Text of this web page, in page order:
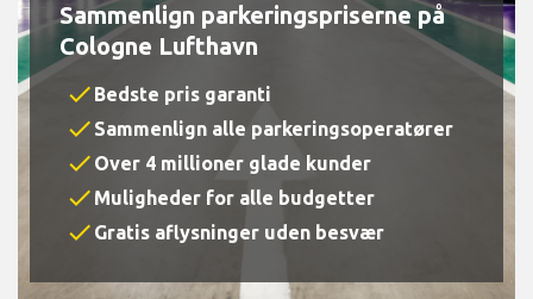
Sammenlign parkeringspriserne på
Cologne Lufthavn
check Bedste pris garanti
check Sammenlign alle parkeringsoperatører
check Over 4 millioner glade kunder
check Muligheder for alle budgetter
check Gratis aflysninger uden besvær